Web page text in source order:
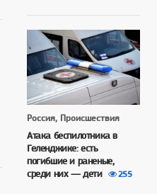
Россия, Происшествия
Атака беспилотника в
Геленджике: есть
погибшие и раненые,
среди них — дети
255